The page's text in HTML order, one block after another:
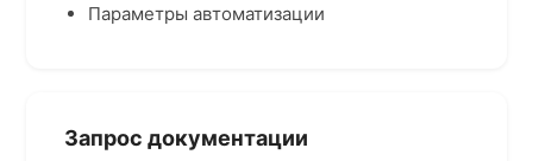
Параметры автоматизации
Запрос документации